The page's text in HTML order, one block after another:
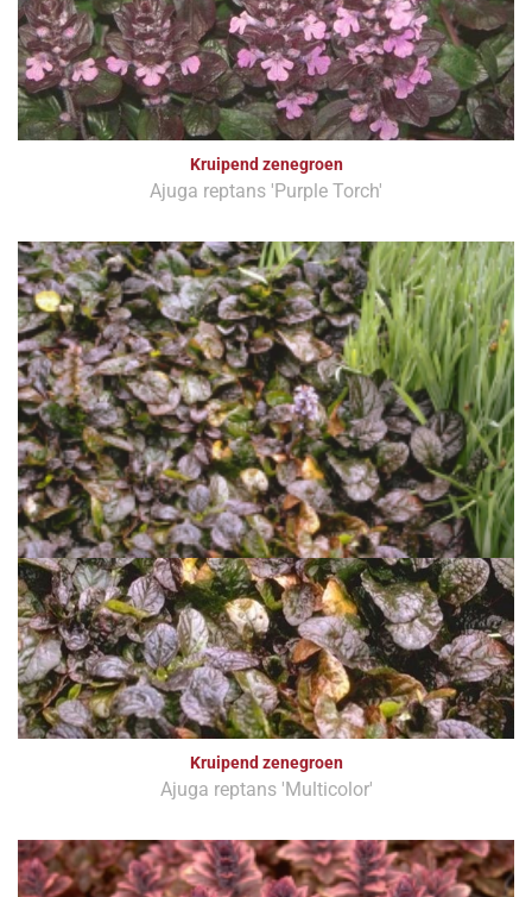
Kruipend zenegroen
Ajuga reptans 'Purple Torch'
Kruipend zenegroen
Ajuga reptans 'Multicolor'